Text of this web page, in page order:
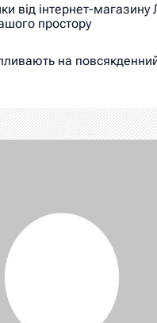
від інтернет-магазину
простору
на